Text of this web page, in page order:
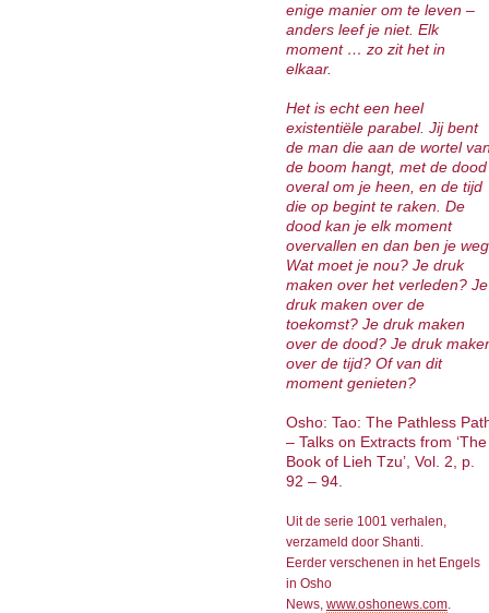
enige manier om te leven –
anders leef je niet. Elk
moment … zo zit het in
elkaar.
Het is echt een heel
existentiële parabel. Jij bent
de man die aan de wortel
de boom hangt, met de dood
overal om je heen, en de tijd
die op begint te raken. De
dood kan je elk moment
overvallen en dan ben je
Wat moet je nou? Je druk
maken over het verleden? Je
druk maken over de
toekomst? Je druk maken
over de dood? Je druk
over de tijd? Of van dit
moment genieten?
Osho: Tao: The Pathless
– Talks on Extracts from ‘The
Book of Lieh Tzu’, Vol. 2, p.
92 – 94.
Uit de serie 1001 verhalen,
verzameld door Shanti.
Eerder verschenen in het Engels
in Osho
News, www.oshonews.com.